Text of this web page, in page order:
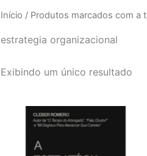
Início / Produtos marcados com a
estrategia organizacional
Exibindo um único resultado